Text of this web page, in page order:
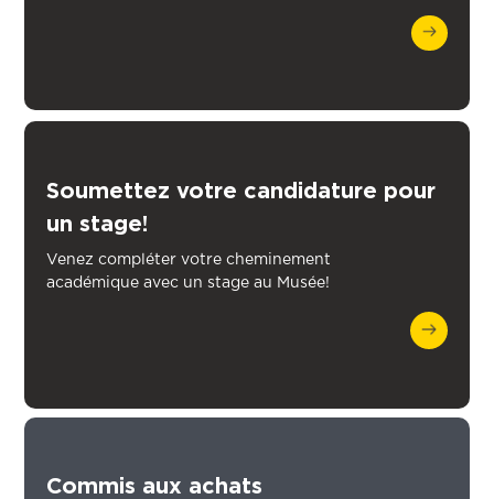
Soumettez votre candidature pour
un stage!
Venez compléter votre cheminement
académique avec un stage au Musée!
Commis aux achats